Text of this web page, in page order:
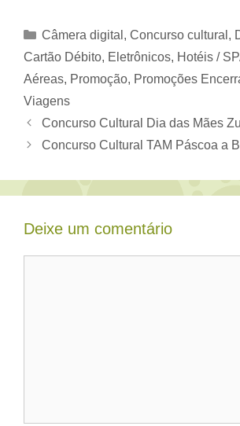
Categorias
Câmera digital , Concurso cultural ,
Cartão Débito, Eletrônicos, Hotéis /
Aéreas, Promoção, Promoções
Viagens
Concurso Cultural Dia das Mães
Concurso Cultural TAM Páscoa a
Deixe um comentário